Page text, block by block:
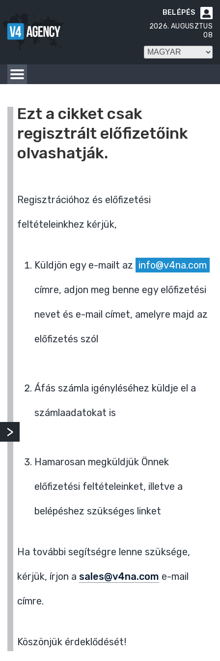

BELÉPÉS
2026. AUGUSZTUS
08
Ezt a cikket csak
regisztrált előfizetőink
olvashatják.
Regisztrációhoz és előfizetési
feltételeinkhez kérjük,
Küldjön egy e-mailt az info@v4na.com
címre, adjon meg benne egy előfizetési
nevet és e-mail címet, amelyre majd az
előfizetés szól
Áfás számla igényléséhez küldje el a
számlaadatokat is
Hamarosan megküldjük Önnek
előfizetési feltételeinket, illetve a
belépéshez szükséges linket
Ha további segítségre lenne szüksége,
kérjük, írjon a sales@v4na.com e-mail
címre.
Köszönjük érdeklődését!